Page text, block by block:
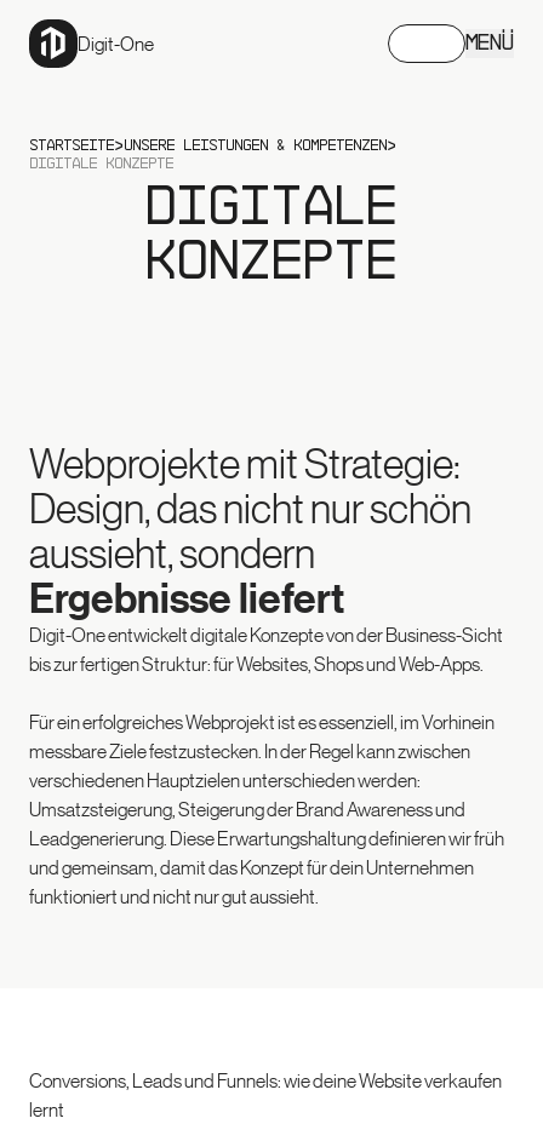
Digit-One MENÜ
STARTSEITE
UNSERE LEISTUNGEN & KOMPETENZEN
DIGITALE KONZEPTE
Digitale
Konzepte
Webprojekte mit Strategie:
Design, das nicht nur schön
aussieht, sondern
Ergebnisse liefert
Digit-One entwickelt digitale Konzepte von der Business-Sicht
bis zur fertigen Struktur: für Websites, Shops und Web-Apps.
Für ein erfolgreiches Webprojekt ist es essenziell, im Vorhinein
messbare Ziele festzustecken. In der Regel kann zwischen
verschiedenen Hauptzielen unterschieden werden:
Umsatzsteigerung, Steigerung der Brand Awareness und
Leadgenerierung. Diese Erwartungshaltung definieren wir früh
und gemeinsam, damit das Konzept für dein Unternehmen
funktioniert und nicht nur gut aussieht.
Conversions, Leads und Funnels: wie deine Website verkaufen
lernt